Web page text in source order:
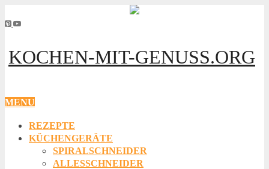
KOCHEN-MIT-GENUSS.ORG
MENU
REZEPTE
KÜCHENGERÄTE
SPIRALSCHNEIDER
ALLESSCHNEIDER